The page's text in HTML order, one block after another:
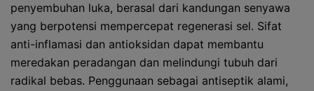
penyembuhan luka, berasal dari kandungan senyawa
yang berpotensi mempercepat regenerasi sel. Sifat
anti-inflamasi dan antioksidan dapat membantu
meredakan peradangan dan melindungi tubuh dari
radikal bebas. Penggunaan sebagai antiseptik alami,